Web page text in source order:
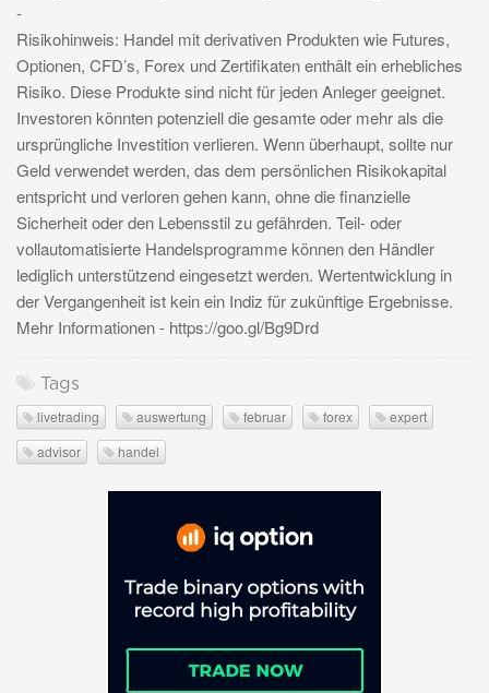
-
Risikohinweis: Handel mit derivativen Produkten wie Futures,
Optionen, CFD’s, Forex und Zertifikaten enthält ein erhebliches
Risiko. Diese Produkte sind nicht für jeden Anleger geeignet.
Investoren könnten potenziell die gesamte oder mehr als die
ursprüngliche Investition verlieren. Wenn überhaupt, sollte nur
Geld verwendet werden, das dem persönlichen Risikokapital
entspricht und verloren gehen kann, ohne die finanzielle
Sicherheit oder den Lebensstil zu gefährden. Teil- oder
vollautomatisierte Handelsprogramme können den Händler
lediglich unterstützend eingesetzt werden. Wertentwicklung in
der Vergangenheit ist kein ein Indiz für zukünftige Ergebnisse.
Mehr Informationen - https://goo.gl/Bg9Drd
Tags
livetrading auswertung februar forex
expert
advisor
handel